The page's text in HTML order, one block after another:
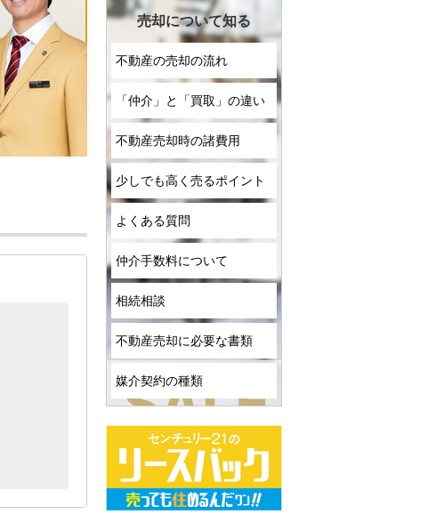
売却について知る
不動産の売却の流れ
「仲介」と「買取」の違い
不動産売却時の諸費用
少しでも高く売るポイント
よくある質問
仲介手数料について
相続相談
不動産売却に必要な書類
媒介契約の種類